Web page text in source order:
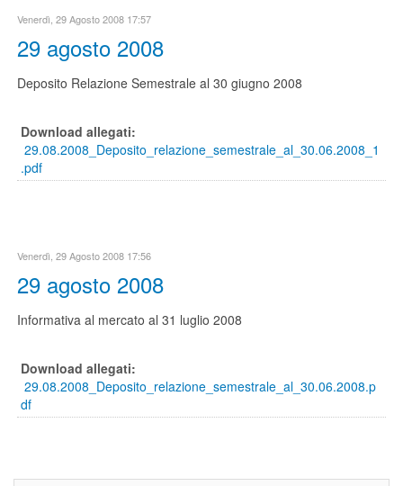
Venerdì, 29 Agosto 2008 17:57
29 agosto 2008
Deposito Relazione Semestrale al 30 giugno 2008
Download allegati:
29.08.2008_Deposito_relazione_semestrale_al_30.06.2008_1
.pdf
Venerdì, 29 Agosto 2008 17:56
29 agosto 2008
Informativa al mercato al 31 luglio 2008
Download allegati:
29.08.2008_Deposito_relazione_semestrale_al_30.06.2008.p
df